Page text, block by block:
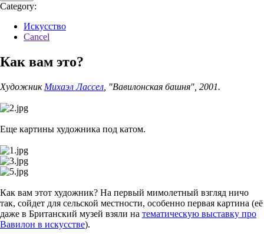
Category:
Искусство
Cancel
Как вам это?
Художник Михаэл Лассел , "Вавилонская башня", 2001.
Еще картины художника под катом.
Как вам этот художник? На первый мимолетный взгляд ничо
так, сойдет для сельской местности, особенно первая картина (её
даже в Британский музей взяли на тематическую выставку про
Вавилон в искусстве).